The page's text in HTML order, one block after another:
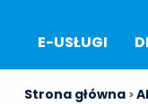
E-USŁUGI
Strona główna >